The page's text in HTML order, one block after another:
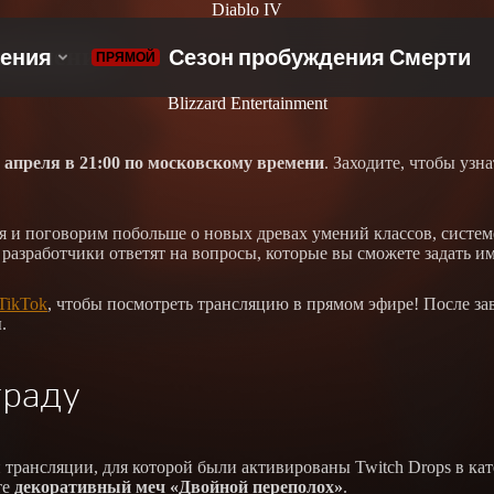
Diablo IV
Blizzard Entertainment
апреля в 21:00 по московскому времени. Заходите, чтобы
поговорим побольше о новых древах умений классов,
ответят на вопросы, которые вы сможете задать
, чтобы посмотреть трансляцию в прямом эфире! После
для которой были активированы Twitch Drops в
декоративный меч «Двойной переполох».